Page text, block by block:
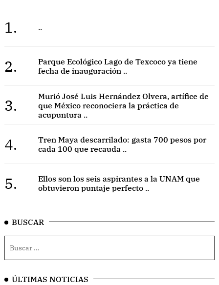
1. ..
2.
Parque Ecológico Lago de Texcoco ya tiene
fecha de inauguración ..
3.
Murió José Luis Hernández Olvera, artífice de
que México reconociera la práctica de
acupuntura ..
4.
Tren Maya descarrilado: gasta 700 pesos por
cada 100 que recauda ..
5.
Ellos son los seis aspirantes a la UNAM que
obtuvieron puntaje perfecto ..
BUSCAR
ÚLTIMAS NOTICIAS